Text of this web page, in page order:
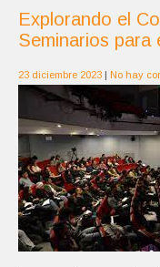
Explorando el
Seminarios para
23 diciembre 2023 | No hay